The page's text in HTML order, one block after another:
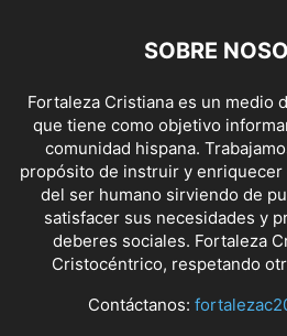
SOBRE
Fortaleza Cristiana es un medio
que tiene como objetivo
comunidad hispana.
propósito de instruir y
del ser humano sirviendo de
satisfacer sus necesidades y
deberes sociales. Fortaleza
Cristocéntrico, respetando
Contáctanos: